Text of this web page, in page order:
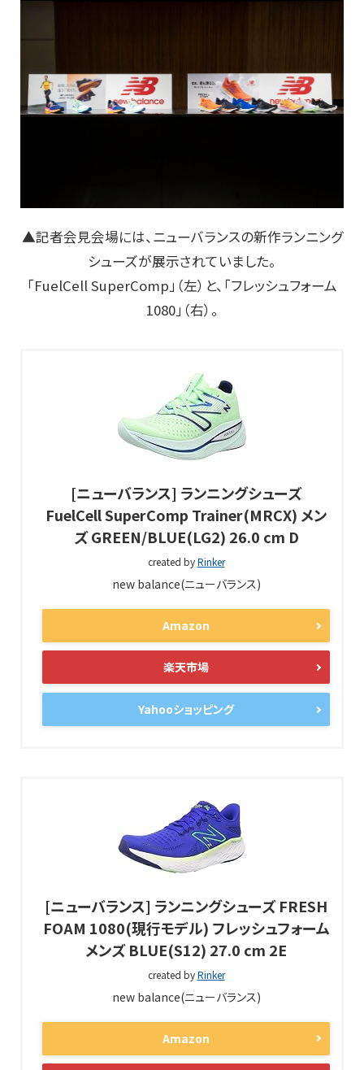
▲記者会見会場には、ニューバランスの新作ランニング
シューズが展示されていました。
「FuelCell SuperComp」（左）と、「フレッシュフォーム
1080」（右）。
[ニューバランス] ランニングシューズ
FuelCell SuperComp Trainer​(MRCX) メン
ズ GREEN/BLUE(LG2) 26.0 cm D
created byRinker
new balance(ニューバランス)
Amazon
楽天市場
Yahooショッピング
[ニューバランス] ランニングシューズ FRESH
FOAM 1080(現行モデル) フレッシュフォーム
メンズ BLUE(S12) 27.0 cm 2E
created byRinker
new balance(ニューバランス)
Amazon